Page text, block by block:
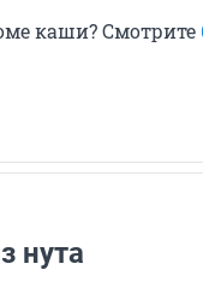
каши? Смотрите
нута